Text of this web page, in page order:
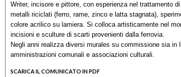
Writer, incisore e pittore, con esperienza nel trattamento
metalli riciclati (ferro, rame, zinco e latta stagnata),
colore acrilico su lamiera. Si colloca artisticamente nel
incisioni e sculture di scarti provenienti dalla ferrovia.
Negli anni realizza diversi murales su commissione sia in
amministrazioni comunali e associazioni culturali.
SCARICA IL COMUNICATO IN PDF